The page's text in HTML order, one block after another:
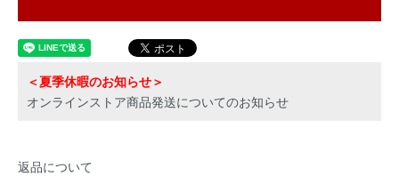
＜夏季休暇のお知らせ＞
オンラインストア商品発送についてのお知らせ
返品について